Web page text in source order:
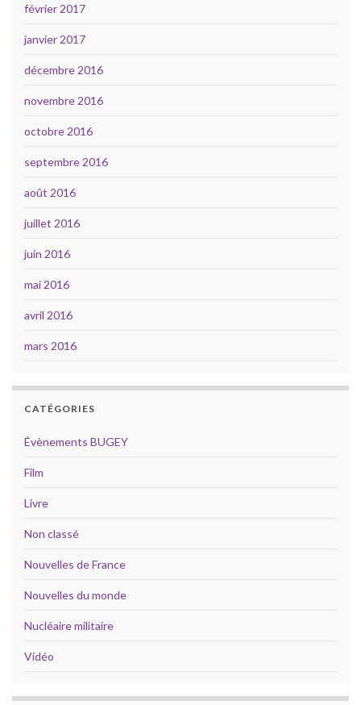
février 2017
janvier 2017
décembre 2016
novembre 2016
octobre 2016
septembre 2016
août 2016
juillet 2016
juin 2016
mai 2016
avril 2016
mars 2016
CATÉGORIES
Évènements BUGEY
Film
Livre
Non classé
Nouvelles de France
Nouvelles du monde
Nucléaire militaire
Vidéo